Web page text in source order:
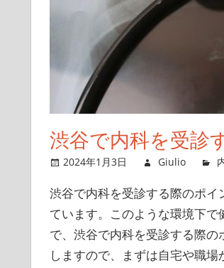
渋谷で内科を受診
2024年1月3日 Giulio
渋谷で内科を受診する際のポ
ています。 このような環境下
で、渋谷で内科を受診する際
しますので、まずは自宅や職場